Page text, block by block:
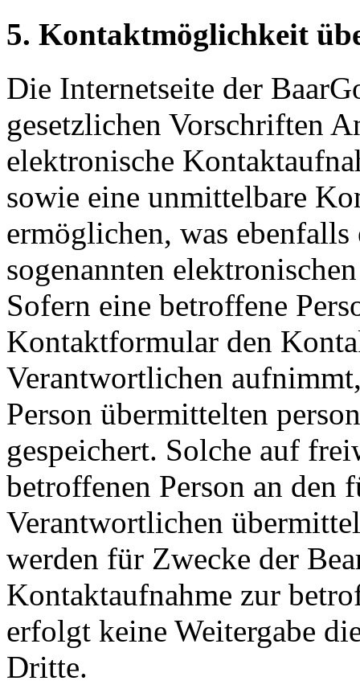
5. Kontaktmöglichkeit
Die Internetseite der
gesetzlichen Vorschriften
elektronische
sowie eine unmittelbare
ermöglichen, was
sogenannten
Sofern eine betroffene
Kontaktformular den
Verantwortlichen
Person übermittelten
gespeichert. Solche auf
betroffenen Person an den
Verantwortlichen
werden für Zwecke der
Kontaktaufnahme zur
erfolgt keine Weitergabe
Dritte.